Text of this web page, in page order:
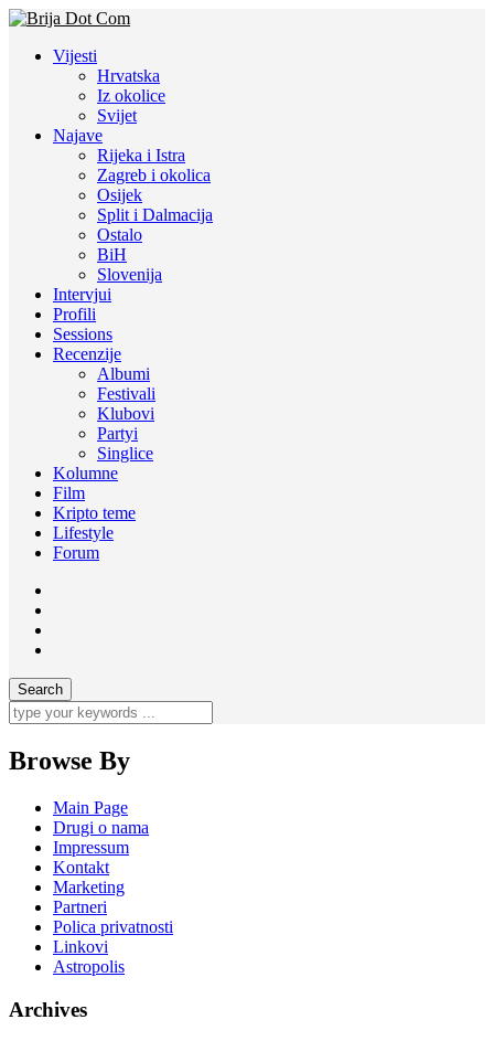
Vijesti
Hrvatska
Iz okolice
Svijet
Najave
Rijeka i Istra
Zagreb i okolica
Osijek
Split i Dalmacija
Ostalo
BiH
Slovenija
Intervjui
Profili
Sessions
Recenzije
Albumi
Festivali
Klubovi
Partyi
Singlice
Kolumne
Film
Kripto teme
Lifestyle
Forum
Browse By
Main Page
Drugi o nama
Impressum
Kontakt
Marketing
Partneri
Polica privatnosti
Linkovi
Astropolis
Archives